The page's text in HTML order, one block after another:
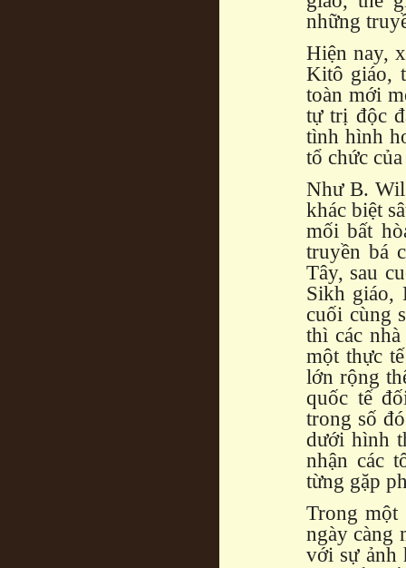
những
Hiện nay,
Kitô giáo,
toàn mới
tự trị độc
tình hình
tổ chức
Như B.
khác biệt
mối bất
truyền bá
Tây, sau
Sikh giáo,
cuối cùng
thì các
một thực
lớn rộng
quốc tế
trong số
dưới hình
nhận các
từng gặp
Trong một
ngày càng
với sự ảnh